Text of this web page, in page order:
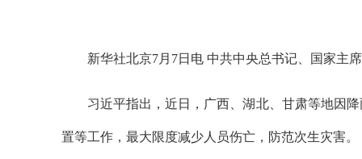
新华社北京7月7日电 中共中央总书记、国家主
习近平指出，近日，广西、湖北、甘肃等地因
置等工作，最大限度减少人员伤亡，防范次生灾害。